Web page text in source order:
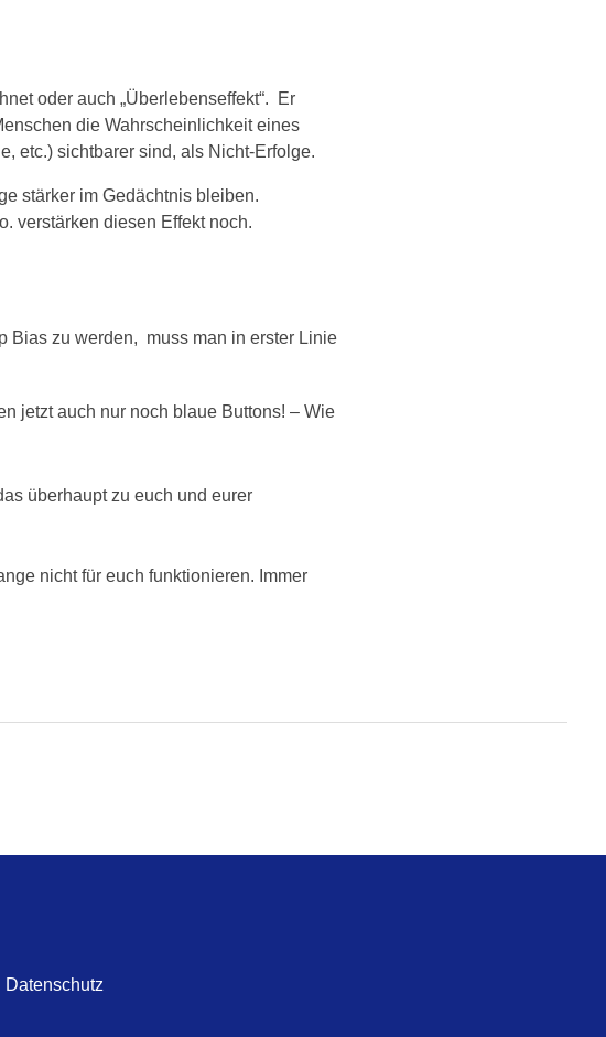
oder auch „Überlebenseffekt“. Er
die Wahrscheinlichkeit eines
etc.) sichtbarer sind, als Nicht-Erfolge.
stärker im Gedächtnis bleiben.
verstärken diesen Effekt noch.
Bias zu werden, muss man in erster Linie
jetzt auch nur noch blaue Buttons! – Wie
überhaupt zu euch und eurer
nicht für euch funktionieren. Immer
Datenschutz